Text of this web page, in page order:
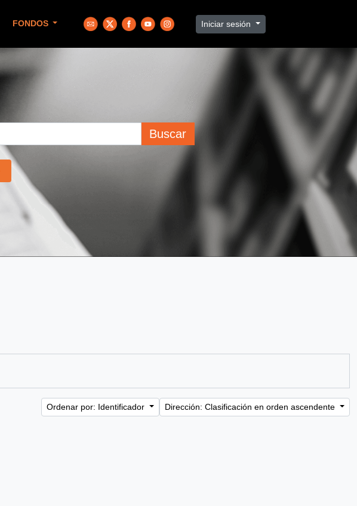
FONDOS Iniciar sesión
Buscar
Ordenar por: Identificador Dirección: Clasificación en orden ascendente